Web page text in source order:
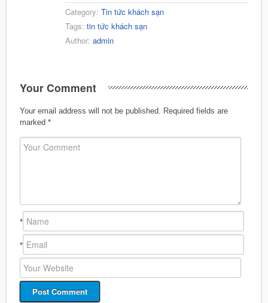
Category: Tin tức khách sạn
Tags: tin tức khách sạn
Author: admin
Your Comment
Your email address will not be published. Required fields are
marked *
*
*